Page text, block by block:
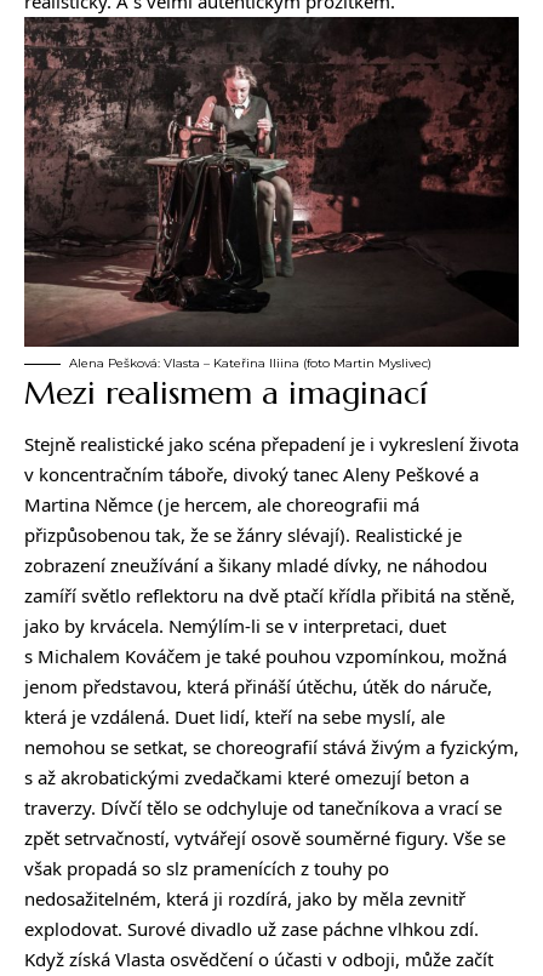
Alena Pešková: Vlasta – Kateřina Iliina (foto Martin Myslivec)
Mezi realismem a imaginací
Stejně realistické jako scéna přepadení je i vykreslení života
v koncentračním táboře, divoký tanec Aleny Peškové a
Martina Němce (je hercem, ale choreografii má
přizpůsobenou tak, že se žánry slévají). Realistické je
zobrazení zneužívání a šikany mladé dívky, ne náhodou
zamíří světlo reflektoru na dvě ptačí křídla přibitá na stěně,
jako by krvácela. Nemýlím-li se v interpretaci, duet
s Michalem Kováčem je také pouhou vzpomínkou, možná
jenom představou, která přináší útěchu, útěk do náruče,
která je vzdálená. Duet lidí, kteří na sebe myslí, ale
nemohou se setkat, se choreografií stává živým a fyzickým,
s až akrobatickými zvedačkami které omezují beton a
traverzy. Dívčí tělo se odchyluje od tanečníkova a vrací se
zpět setrvačností, vytvářejí osově souměrné figury. Vše se
však propadá so slz pramenících z touhy po
nedosažitelném, která ji rozdírá, jako by měla zevnitř
explodovat. Surové divadlo už zase páchne vlhkou zdí.
Když získá Vlasta osvědčení o účasti v odboji, může začít